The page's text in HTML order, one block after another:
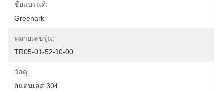
ชื่อแบรนด์:
Greenark
หมายเลขรุ่น:
TR05-01-52-90-00
วัสดุ:
สแตนเลส 304